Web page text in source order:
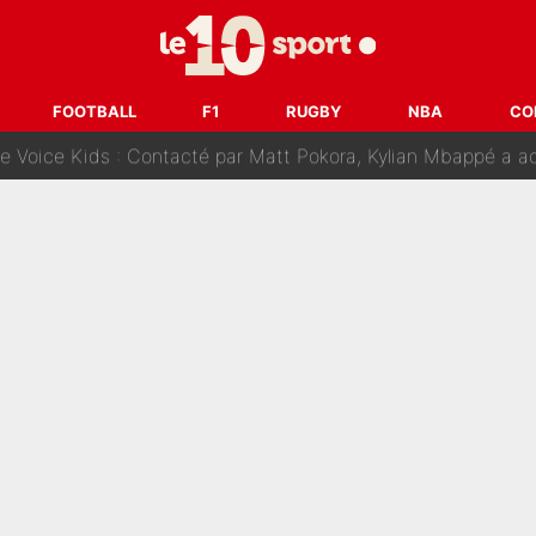
FOOTBALL F1 RUGBY NBA
le transfert de Max Verstappen qui pourrait «faire des
PSG : Voilà pourquoi le Real Madrid a accepté de payer la somme
Kids : Contacté par Matt Pokora, Kylian Mbappé a